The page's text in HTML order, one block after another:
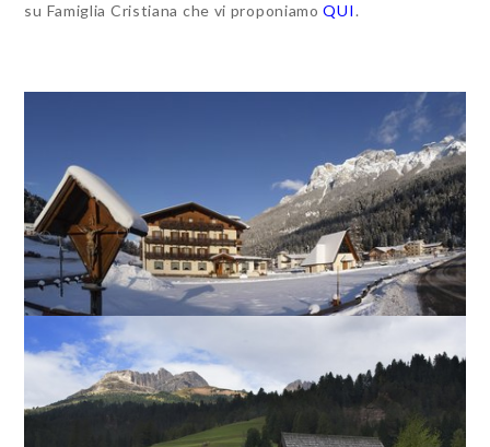
su Famiglia Cristiana che vi proponiamoQUI.